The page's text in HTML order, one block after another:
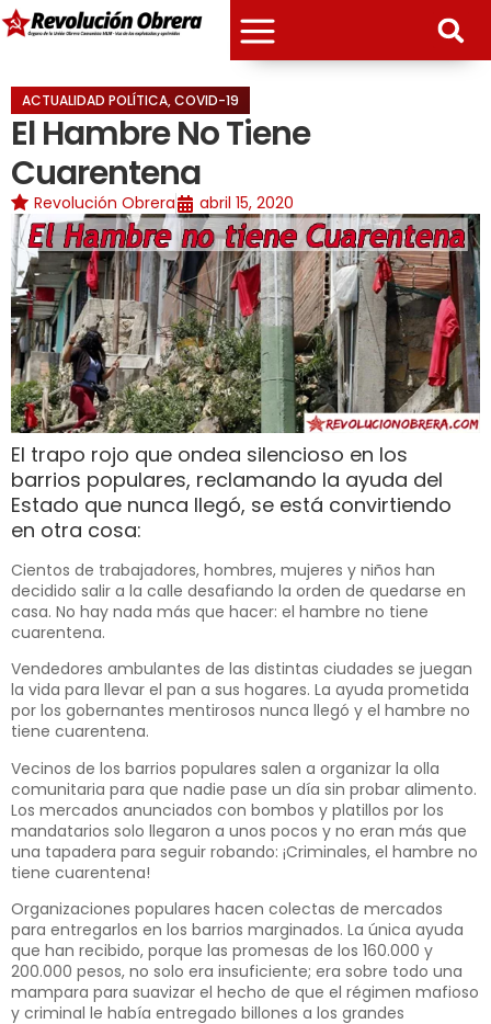
ACTUALIDAD POLÍTICA,COVID-19
El Hambre No Tiene
Cuarentena
Revolución Obrera abril 15, 2020
El trapo rojo que ondea silencioso en los
barrios populares, reclamando la ayuda del
Estado que nunca llegó, se está convirtiendo
en otra cosa:
Cientos de trabajadores, hombres, mujeres y niños han
decidido salir a la calle desafiando la orden de quedarse en
casa. No hay nada más que hacer: el hambre no tiene
cuarentena.
Vendedores ambulantes de las distintas ciudades se juegan
la vida para llevar el pan a sus hogares. La ayuda prometida
por los gobernantes mentirosos nunca llegó y el hambre no
tiene cuarentena.
Vecinos de los barrios populares salen a organizar la olla
comunitaria para que nadie pase un día sin probar alimento.
Los mercados anunciados con bombos y platillos por los
mandatarios solo llegaron a unos pocos y no eran más que
una tapadera para seguir robando: ¡Criminales, el hambre no
tiene cuarentena!
Organizaciones populares hacen colectas de mercados
para entregarlos en los barrios marginados. La única ayuda
que han recibido, porque las promesas de los 160.000 y
200.000 pesos, no solo era insuficiente; era sobre todo una
mampara para suavizar el hecho de que el régimen mafioso
y criminal le había entregado billones a los grandes